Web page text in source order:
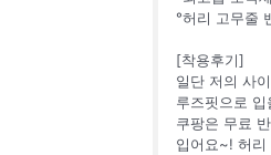
°허리 고무줄
[착용후기]
일단 저의 사
루즈핏으로
쿠팡은 무료
입어요~! 허리